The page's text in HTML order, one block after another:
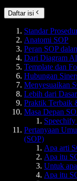
Daftar isi
Standar
Anatomi SOP
Peran SOP
Dari Diagram
Template dan
Hubungan
Menyesuaikan
Lebih dari Dasar
Praktik Terbaik
Masa Depan
Pertanyaan
(SOP)
Apa arti
Apa itu
Untuk
Apa itu